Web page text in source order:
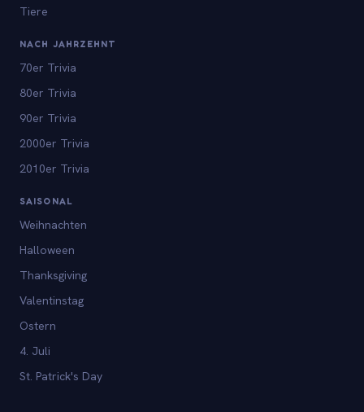
Tiere
NACH JAHRZEHNT
70er Trivia
80er Trivia
90er Trivia
2000er Trivia
2010er Trivia
SAISONAL
Weihnachten
Halloween
Thanksgiving
Valentinstag
Ostern
4. Juli
St. Patrick's Day